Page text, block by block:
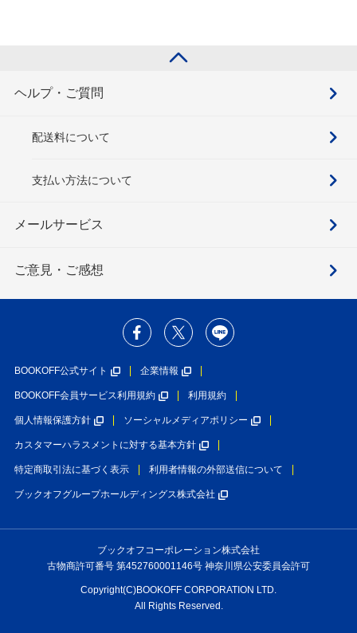
ヘルプ・ご質問
配送料について
支払い方法について
メールサービス
ご意見・ご感想
BOOKOFF公式サイト 企業情報
BOOKOFF会員サービス利用規約 利用規約
個人情報保護方針 ソーシャルメディアポリシー
カスタマーハラスメントに対する基本方針
特定商取引法に基づく表示 利用者情報の外部送信について
ブックオフグループホールディングス株式会社
ブックオフコーポレーション株式会社
古物商許可番号 第452760001146号 神奈川県公安委員会許可
Copyright(C)BOOKOFF CORPORATION LTD.
All Rights Reserved.